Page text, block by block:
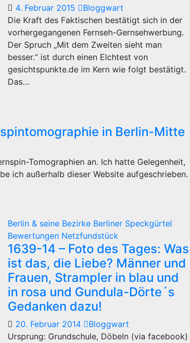
4. Februar 2015
Bloggwart
Die Kraft des Faktischen bestätigt sich in der
vorhergegangenen Fernseh-Gernsehwerbung.
Der Spruch „Mit dem Zweiten sieht man
besser.“ ist durch einen Elchtest von
gesichtspunkte.de im Kern wie folgt bestätigt.
Das…
in Berlin-Mitte
Tomographien an. Ich hatte Gelegenheit,
ich außerhalb dieser Website aufgeschrieben.
Berlin & seine Bezirke Berliner Speckgürtel
Bewertungen Netzfundstück
1639-14 – Foto des Tages: Was
ist das, die Liebe? Männer und
Frauen, Strampler in blau und
in rosa und Gundula-Dörte´s
Gedanken dazu!
20. Februar 2014
Bloggwart
Ursprung: Grundschule, Döbeln (via facebook)